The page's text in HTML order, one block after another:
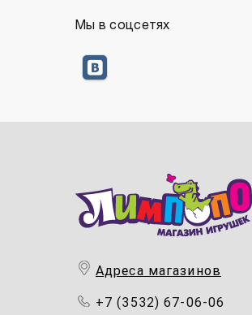
Мы в соцсетях
Адреса магазинов
+7 (3532) 67-06-06